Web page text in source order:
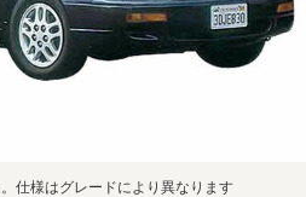
仕様はグレードにより異なります